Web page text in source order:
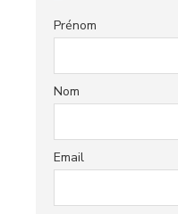
Prénom
Nom
Email